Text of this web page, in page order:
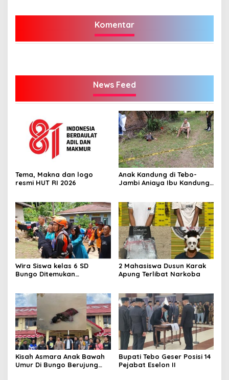
Komentar
News Feed
Tema, Makna dan logo
resmi HUT RI 2026
Anak Kandung di Tebo-
Jambi Aniaya Ibu Kandung
Wira Siswa kelas 6 SD
Bungo Ditemukan
Bernyawa
2 Mahasiswa Dusun Karak
Apung Terlibat Narkoba
Kisah Asmara Anak Bawah
Umur Di Bungo Berujung
Bupati Tebo Geser Posisi 14
Pejabat Eselon II